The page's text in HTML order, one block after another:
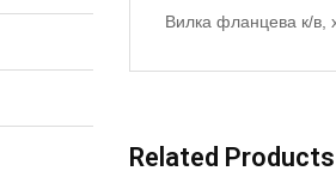
Вилка фланцева к/
Related Products